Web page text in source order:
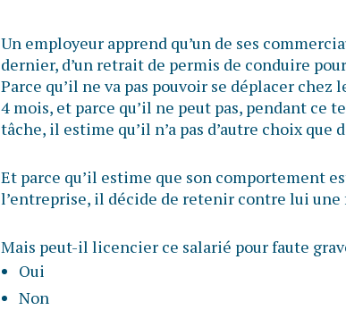
Un employeur apprend qu’un de ses
dernier, d’un retrait de permis de conduire
Parce qu’il ne va pas pouvoir se déplacer
4 mois, et parce qu’il ne peut pas, pendant ce
tâche, il estime qu’il n’a pas d’autre choix que
Et parce qu’il estime que son comportement
l’entreprise, il décide de retenir contre lui une
Mais peut-il licencier ce salarié pour faute
Oui
Non